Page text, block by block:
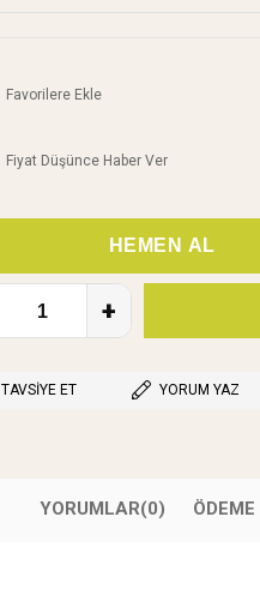
Favorilere Ekle
Fiyat Düşünce Haber Ver
TAVSIYE ET YORUM YAZ
YORUMLAR(0)